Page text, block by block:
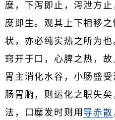
糜，下泻即止，泻泄方止
糜即生。观其上下相移之
状，亦必纯实热之所为
窍开于口，心脾之热，故
胃主消化水谷，小肠盛
肠胃腑，则运化之职失
法，口糜发时则用 导赤散